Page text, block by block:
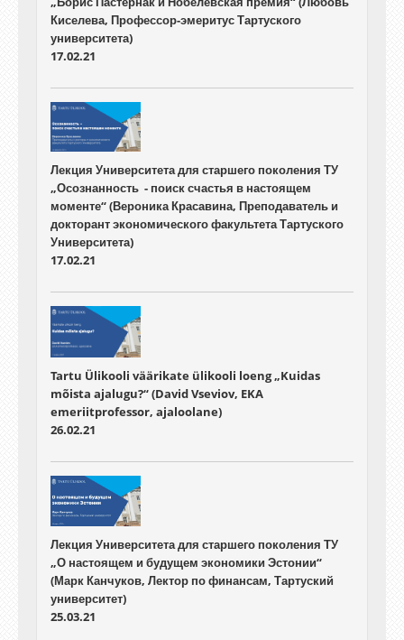
Киселева, Профессор-эмеритус Тартуского
университета)
17.02.21
Лекция Университета для старшего поколения ТУ
„Осознанность - поиск счастья в настоящем
моменте“ (Вероника Красавина, Преподаватель и
докторант экономического факультета Тартуского
Университета)
17.02.21
Tartu Ülikooli väärikate ülikooli loeng „Kuidas
mõista ajalugu?“ (David Vseviov, EKA
emeriitprofessor, ajaloolane)
26.02.21
Лекция Университета для старшего поколения ТУ
„О настоящем и будущем экономики Эстонии“
(Марк Канчуков, Лектор по финансам, Тартуский
университет)
25.03.21